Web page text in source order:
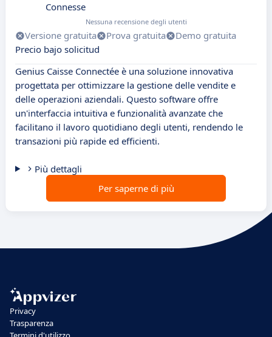
Connesse
Nessuna recensione degli utenti
Versione gratuita Prova gratuita
Demo gratuita
Precio bajo solicitud
Genius Caisse Connectée è una soluzione innovativa
progettata per ottimizzare la gestione delle vendite e
delle operazioni aziendali. Questo software offre
un'interfaccia intuitiva e funzionalità avanzate che
facilitano il lavoro quotidiano degli utenti, rendendo le
transazioni più rapide ed efficienti.
Più dettagli
Per saperne di più
Privacy
Trasparenza